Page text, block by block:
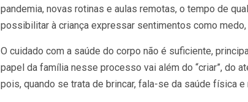
pandemia, novas rotinas e aulas remotas, o tempo de
possibilitar à criança expressar sentimentos como
O cuidado com a saúde do corpo não é suficiente,
papel da família nesse processo vai além do “criar”, do
pois, quando se trata de brincar, fala-se da saúde física e